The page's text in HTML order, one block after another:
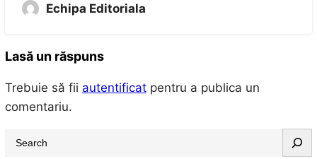
Echipa Editoriala
Lasă un răspuns
Trebuie să fii autentificatpentru a publica un
comentariu.